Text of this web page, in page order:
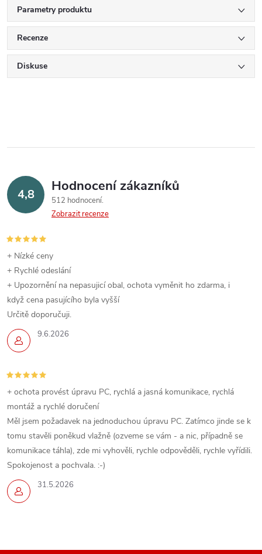
Parametry produktu
Recenze
Diskuse
4,8 Hodnocení zákazníků
512 hodnocení
Zobrazit recenze
9.6.2026
+ Nízké ceny
+ Rychlé odeslání
+ Upozornění na nepasujicí obal, ochota vyměnit ho zdarma, i
když cena pasujícího byla vyšší
Určitě doporučuji.
31.5.2026
+ ochota provést úpravu PC, rychlá a jasná komunikace, rychlá
montáž a rychlé doručení
Měl jsem požadavek na jednoduchou úpravu PC. Zatímco jinde se k
tomu stavěli poněkud vlažně (ozveme se vám - a nic, případně se
komunikace táhla), zde mi vyhověli, rychle odpověděli, rychle vyřídili.
Spokojenost a pochvala. :-)